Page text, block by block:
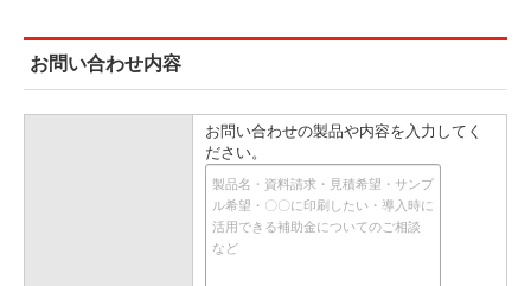
お問い合わせ内容
お問い合わせの製品や内容を入力してく
ださい。